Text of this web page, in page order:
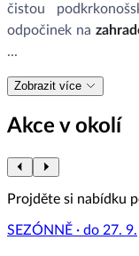
čistou
odpočinek na
...
Zobrazit více
Akce v okolí
Projděte si nabídku
SEZÓNNĚ · do 27. 9.